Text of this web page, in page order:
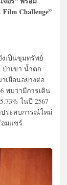
Challenge”
เป็นขุมทรัพย์
าเขา น้ำตก
เยือนอย่างต่อ
พบว่ามีการเดิน
ในปี 2567
ประสบการณ์ใหม่
อมแชร์